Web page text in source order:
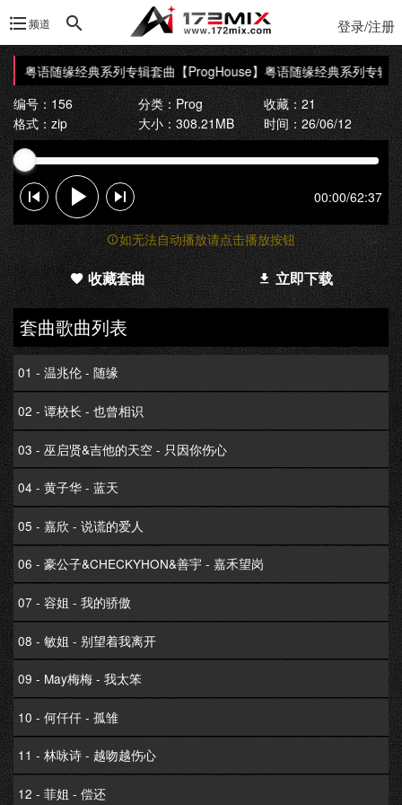
频道 登录/注册
】粤语随缘经典系列专辑套曲【ProgHouse】粤语随缘经典系列专辑套
编号：156
分类：Prog
收藏：21
格式：zip
大小：308.21MB 时间：26/06/12
00:00/62:37
如无法自动播放请点击播放按钮
收藏套曲 立即下载
套曲歌曲列表
01 - 温兆伦 - 随缘
02 - 谭校长 - 也曾相识
03 - 巫启贤&吉他的天空 - 只因你伤心
04 - 黄子华 - 蓝天
05 - 嘉欣 - 说谎的爱人
06 - 豪公子&CHECKYHON&善宇 - 嘉禾望岗
07 - 容姐 - 我的骄傲
08 - 敏姐 - 别望着我离开
09 - May梅梅 - 我太笨
10 - 何仟仟 - 孤雏
11 - 林咏诗 - 越吻越伤心
12 - 菲姐 - 偿还